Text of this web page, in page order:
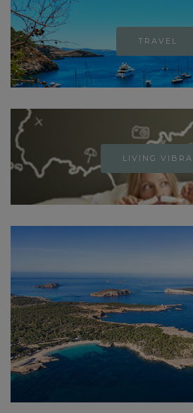
TRAVEL
LIVING VIBRA